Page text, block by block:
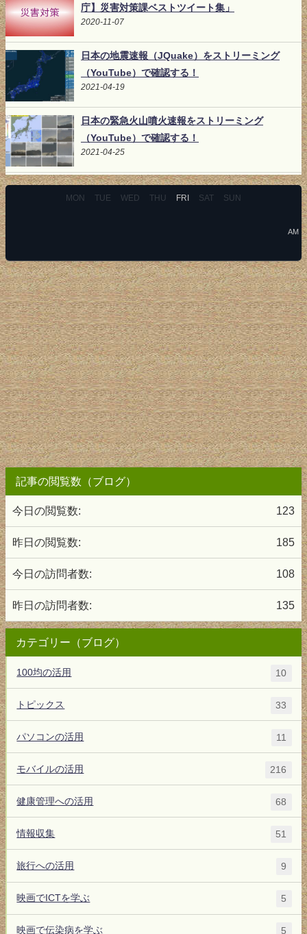
庁】災害対策課ベストツイート集」
2020-11-07
日本の地震速報（JQuake）をストリーミング
（YouTube）で確認する！
2021-04-19
日本の緊急火山噴火速報をストリーミング
（YouTube）で確認する！
2021-04-25
MON TUE WED THU FRI SAT SUN
AM
記事の閲覧数（ブログ）
123
今日の閲覧数:
185
昨日の閲覧数:
108
今日の訪問者数:
135
昨日の訪問者数:
カテゴリー（ブログ）
100均の活用 10
トピックス 33
パソコンの活用 11
モバイルの活用 216
健康管理への活用 68
情報収集 51
旅行への活用 9
映画でICTを学ぶ 5
映画で伝染病を学ぶ 5